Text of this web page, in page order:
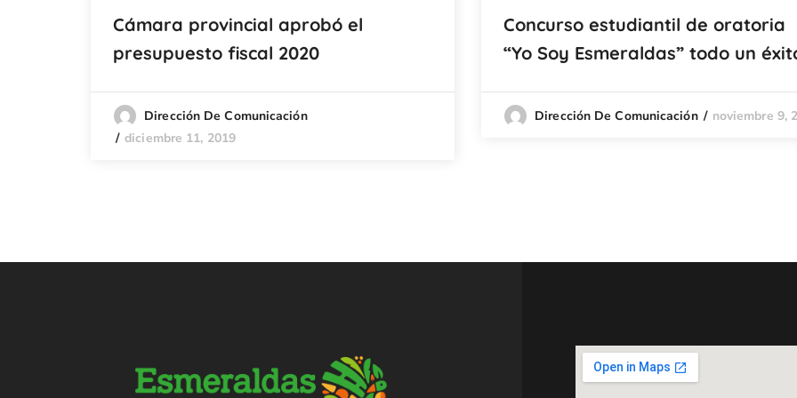
Cámara provincial aprobó el
presupuesto fiscal 2020
Dirección De Comunicación
diciembre 11, 2019
Concurso estudiantil de oratoria
“Yo Soy Esmeraldas” todo un
Dirección De Comunicación noviembre 9,